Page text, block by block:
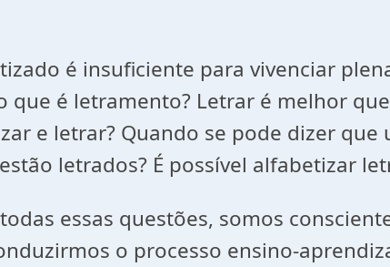
é insuficiente para vivenciar
que é letramento? Letrar é melhor
e letrar? Quando se pode dizer
letrados? É possível alfabetizar
essas questões, somos
o processo ensino-